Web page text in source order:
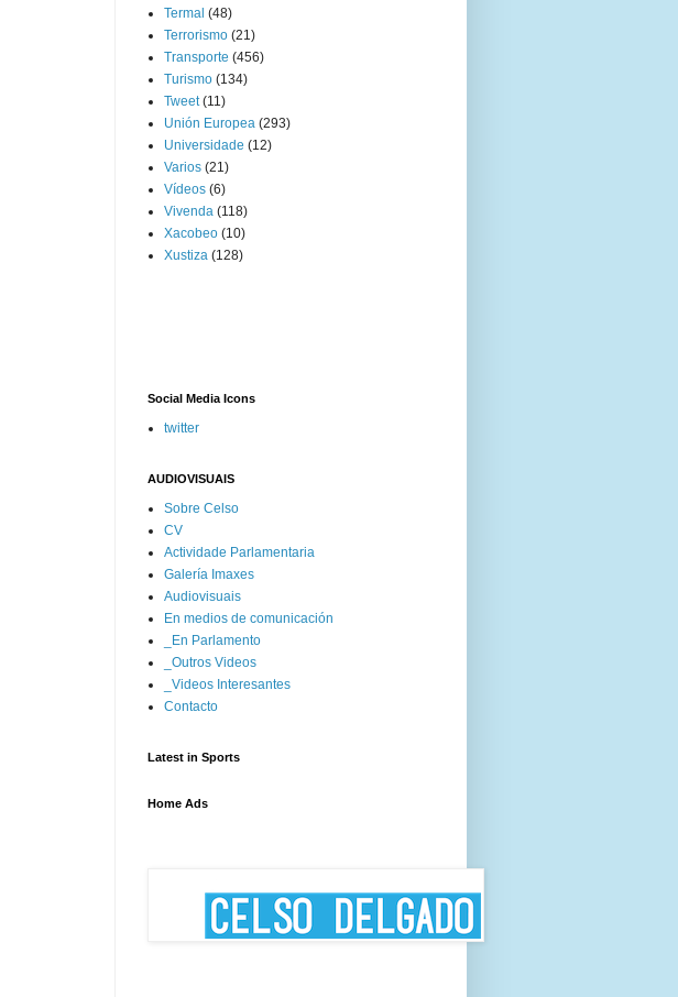
Termal (48)
Terrorismo (21)
Transporte (456)
Turismo (134)
Tweet (11)
Unión Europea (293)
Universidade (12)
Varios (21)
Vídeos (6)
Vivenda (118)
Xacobeo (10)
Xustiza (128)
Social Media Icons
twitter
AUDIOVISUAIS
Sobre Celso
CV
Actividade Parlamentaria
Galería Imaxes
Audiovisuais
En medios de comunicación
_En Parlamento
_Outros Videos
_Videos Interesantes
Contacto
Latest in Sports
Home Ads